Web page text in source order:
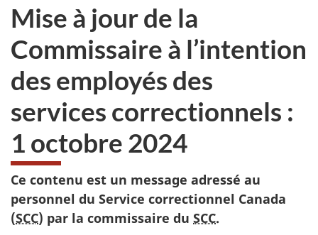
Mise à jour de la
Commissaire à l’intention
des employés des
services correctionnels :
1 octobre 2024
Ce contenu est un message adressé au
personnel du Service correctionnel Canada
(SCC) par la commissaire du SCC.